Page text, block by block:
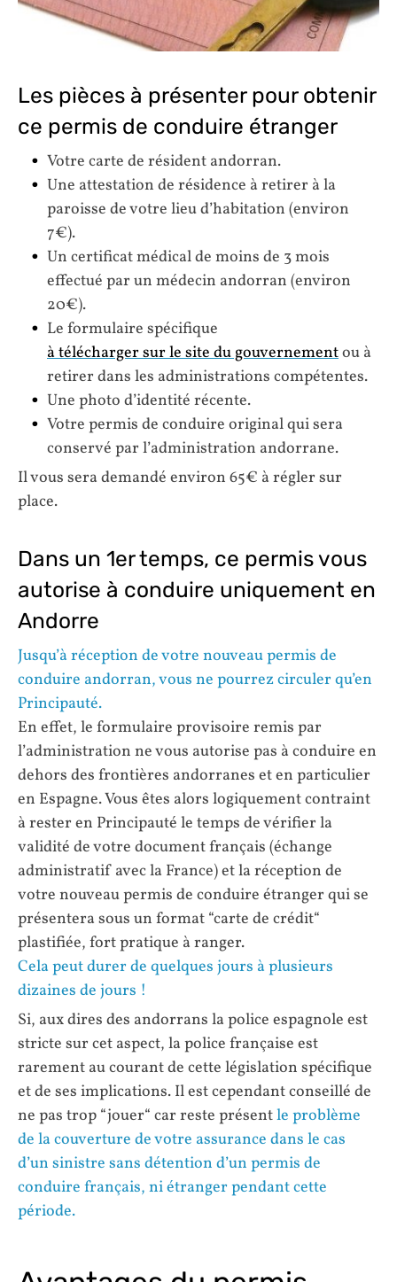
Les pièces à présenter pour obtenir
ce permis de conduire étranger
Votre carte de résident andorran.
Une attestation de résidence à retirer à la
paroisse de votre lieu d’habitation (environ
7€).
Un certificat médical de moins de 3 mois
effectué par un médecin andorran (environ
20€).
Le formulaire spécifique
à télécharger sur le site du gouvernementou à
retirer dans les administrations compétentes.
Une photo d’identité récente.
Votre permis de conduire original qui sera
conservé par l’administration andorrane.
Il vous sera demandé environ 65€ à régler sur
place.
Dans un 1er temps, ce permis vous
autorise à conduire uniquement en
Andorre
Jusqu’à réception de votre nouveau permis de
conduire andorran, vous ne pourrez circuler qu’en
Principauté.
En effet, le formulaire provisoire remis par
l’administration ne vous autorise pas à conduire en
dehors des frontières andorranes et en particulier
en Espagne. Vous êtes alors logiquement contraint
à rester en Principauté le temps de vérifier la
validité de votre document français (échange
administratif avec la France) et la réception de
votre nouveau permis de conduire étranger qui se
présentera sous un format “carte de crédit“
plastifiée, fort pratique à ranger.
Cela peut durer de quelques jours à plusieurs
dizaines de jours !
Si, aux dires des andorrans la police espagnole est
stricte sur cet aspect, la police française est
rarement au courant de cette législation spécifique
et de ses implications. Il est cependant conseillé de
ne pas trop “jouer“ car reste présentle problème
de la couverture de votre assurance dans le cas
d’un sinistre sans détention d’un permis de
conduire français, ni étranger pendant cette
période.